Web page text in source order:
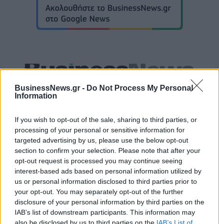
BusinessNews.gr - Do Not Process My Personal
Information
If you wish to opt-out of the sale, sharing to third parties, or
processing of your personal or sensitive information for
targeted advertising by us, please use the below opt-out
section to confirm your selection. Please note that after your
opt-out request is processed you may continue seeing
interest-based ads based on personal information utilized by
us or personal information disclosed to third parties prior to
your opt-out. You may separately opt-out of the further
disclosure of your personal information by third parties on the
IAB’s list of downstream participants. This information may
also be disclosed by us to third parties on the IAB’s List of
Ευρωπαϊκό Κορασίδων Β'
Κατηγορίας: Πρεμιέρα με νίκη
για Δανία και Ισλανδία - Το
πανόραμα
Β.Σ. Καρούλιας: Τζίρος 98,7
εκατ. ευρώ και αύξηση κερδών
57% - Τα νέα στοιχήματα σε
low & non alcohol
Metlen: Ρεκόρ EBITDA στο α' εξάμηνο, στα 550 εκατ. ευρώ – Καθαρά
κέρδη 313 εκατ. ευρώ